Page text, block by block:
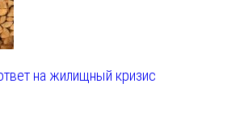
на жилищный кризис